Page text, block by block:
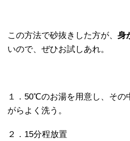
この方法で砂抜きした方が、 身
いので、ぜひお試しあれ。
１．50℃のお湯を用意し、その
がらよく洗う。
２．15分程放置